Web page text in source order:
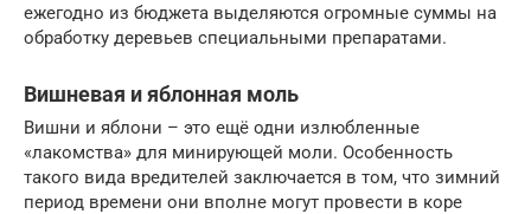
ежегодно из бюджета выделяются огромные суммы на
обработку деревьев специальными препаратами.
Вишневая и яблонная моль
Вишни и яблони – это ещё одни излюбленные
«лакомства» для минирующей моли. Особенность
такого вида вредителей заключается в том, что зимний
период времени они вполне могут провести в коре